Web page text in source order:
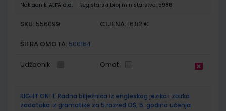
Nakladnik: ALFA d.d. Registarski broj ministarstva: 5986
SKU: 556099 CIJENA: 16,82 €
ŠIFRA OMOTA: 500164
Udžbenik Omot
RIGHT ON! 1; Radna bilježnica iz engleskog jezika i zbirka
zadataka iz gramatike za 5.razred OŠ, 5. godina učenja